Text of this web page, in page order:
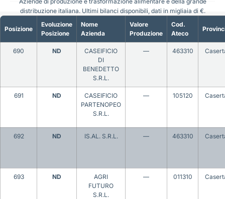
Posizione
Evoluzione
Posizione
Nome
Azienda
Valore
Produzione
Cod.
Ateco
690 ND
CASEIFICIO
DI
BENEDETTO
S.R.L.
— 463310
691 ND
CASEIFICIO
PARTENOPEO
S.R.L.
— 105120
692 ND IS.AL. S.R.L. — 463310
693 ND
AGRI
FUTURO
S.R.L.
— 011310
distribuzione italiana. Ultimi bilanci disponibili, dati in migliaia di €.